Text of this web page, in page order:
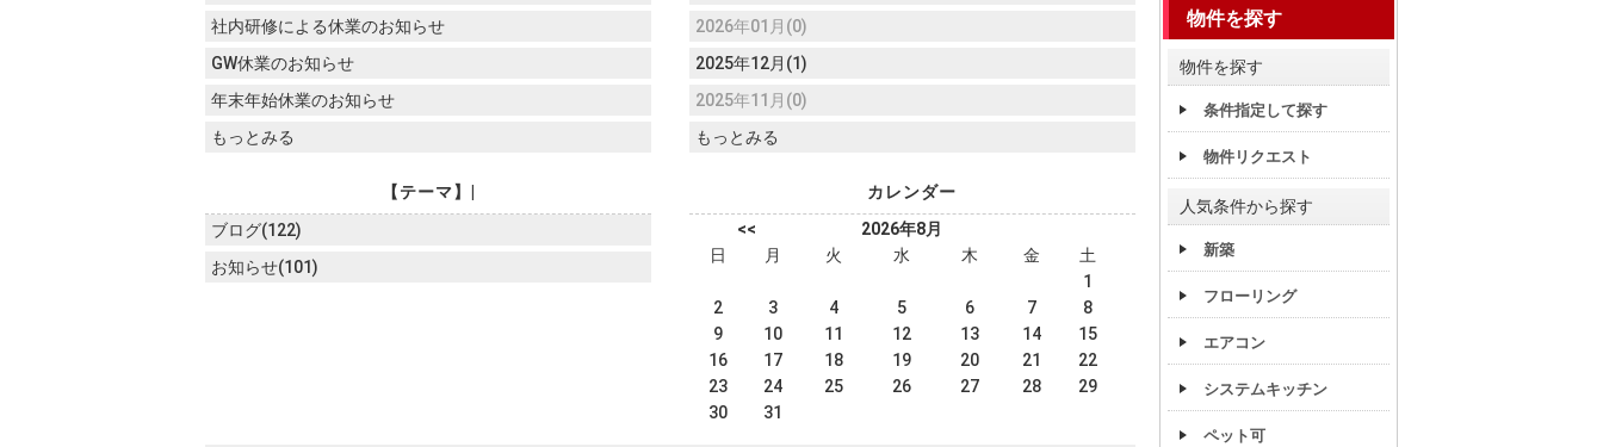
社内研修による休業のお知らせ
GW休業のお知らせ
年末年始休業のお知らせ
もっとみる
2026年01月(0)
2025年12月(1)
2025年11月(0)
もっとみる
【テーマ】|
ブログ(122)
お知らせ(101)
カレンダー
<<
2026年8月
日
月 火 水 木 金
土
1
2
3 4 5 6 7
8
9
10 11 12 13 14
15
16
17 18 19 20 21
22
23
24 25 26 27 28
29
30
31
物件を探す
物件を探す
条件指定して探す
物件リクエスト
人気条件から探す
新築
フローリング
エアコン
システムキッチン
ペット可